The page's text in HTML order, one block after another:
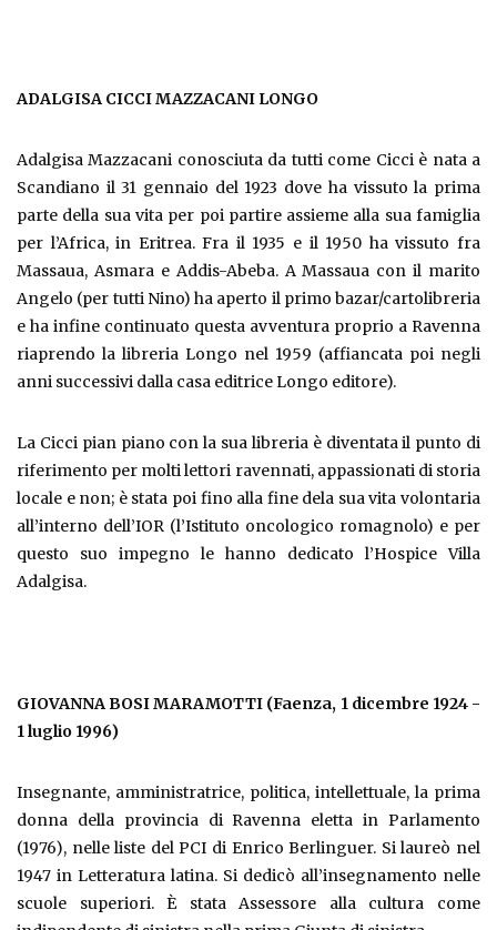
ADALGISA CICCI MAZZACANI LONGO
Adalgisa Mazzacani conosciuta da tutti come Cicci è nata a
Scandiano il 31 gennaio del 1923 dove ha vissuto la prima
parte della sua vita per poi partire assieme alla sua famiglia
per l’Africa, in Eritrea. Fra il 1935 e il 1950 ha vissuto fra
Massaua, Asmara e Addis-Abeba. A Massaua con il marito
Angelo (per tutti Nino) ha aperto il primo bazar/cartolibreria
e ha infine continuato questa avventura proprio a Ravenna
riaprendo la libreria Longo nel 1959 (affiancata poi negli
anni successivi dalla casa editrice Longo editore).
La Cicci pian piano con la sua libreria è diventata il punto di
riferimento per molti lettori ravennati, appassionati di storia
locale e non; è stata poi fino alla fine dela sua vita volontaria
all’interno dell’IOR (l’Istituto oncologico romagnolo) e per
questo suo impegno le hanno dedicato l’Hospice Villa
Adalgisa.
GIOVANNA BOSI MARAMOTTI (Faenza, 1 dicembre 1924 -
1 luglio 1996)
Insegnante, amministratrice, politica, intellettuale, la prima
donna della provincia di Ravenna eletta in Parlamento
(1976), nelle liste del PCI di Enrico Berlinguer. Si laureò nel
1947 in Letteratura latina. Si dedicò all’insegnamento nelle
scuole superiori. È stata Assessore alla cultura come